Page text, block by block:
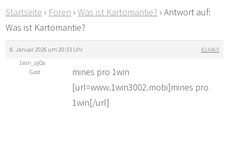
Startseite › Foren › Was ist Kartomantie? › Antwort auf:
Was ist Kartomantie?
8. Januar 2026 um 20:33 Uhr
#24469
1win_ajOa
Gast
mines pro 1win
[url=www.1win3002.mobi]mines pro
1win[/url]